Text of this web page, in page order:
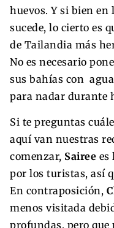
huevos. Y si bien en
sucede, lo cierto es
de Tailandia más
No es necesario
sus bahías con
para nadar durante
Si te preguntas
aquí van nuestras
comenzar, Sairee es
por los turistas, así
En contraposición,
menos visitada
profundas, pero que